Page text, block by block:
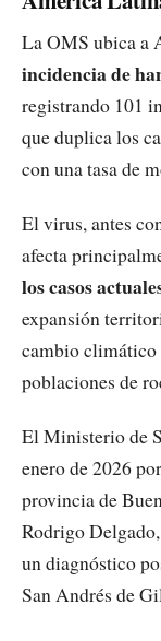
La OMS ubica a
incidencia de
registrando 101
que duplica los
con una tasa de
El virus, antes
afecta
los casos
expansión
cambio climático
poblaciones de
El Ministerio de
enero de 2026
provincia de
Rodrigo Delgado,
un diagnóstico
San Andrés de